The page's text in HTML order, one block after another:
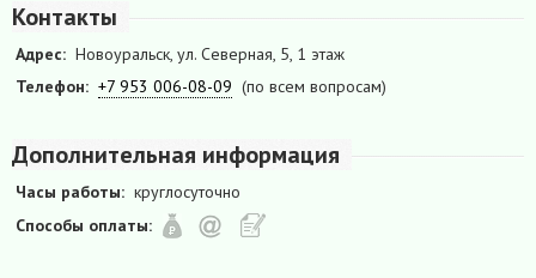
Контакты
Адрес: Новоуральск, ул. Северная, 5, 1 этаж
Телефон: +7 953 006-08-09 (по всем вопросам)
Дополнительная информация
Часы работы: круглосуточно
Способы оплаты: